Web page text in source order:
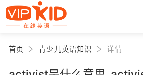
首页 青少儿英语知识 详情